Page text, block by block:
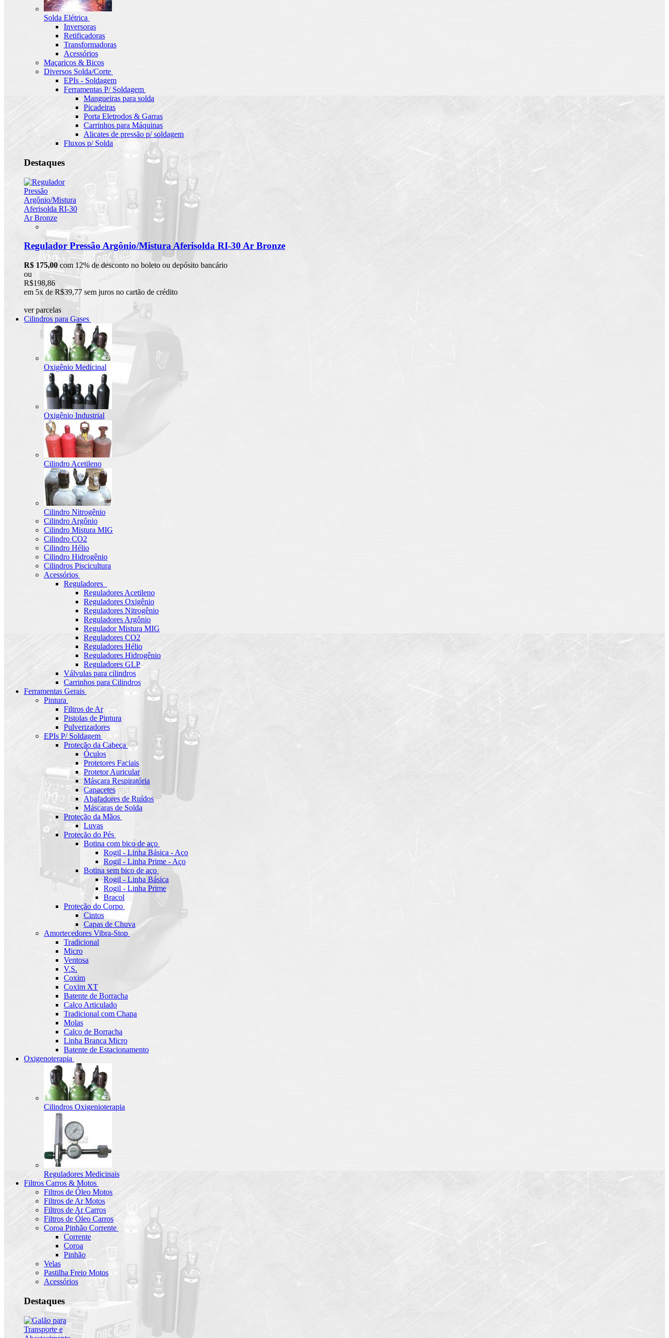
Solda Elétrica
Inversoras
Retificadoras
Transformadoras
Acessórios
Maçaricos & Bicos
Diversos Solda/Corte
EPIs - Soldagem
Ferramentas P/ Soldagem
Mangueiras para solda
Picadeiras
Porta Eletrodos & Garras
Carrinhos para Máquinas
Alicates de pressão p/ soldagem
Fluxos p/ Solda
Destaques
Regulador Pressão Argônio/Mistura Aferisolda RI-30 Ar Bronze
R$ 175,00 com 12% de desconto no boleto ou depósito bancário
ou
R$198,86
em 5x de R$39,77 sem juros no cartão de crédito
ver parcelas
Cilindros para Gases
Oxigênio Medicinal
Oxigênio Industrial
Cilindro Acetileno
Cilindro Nitrogênio
Cilindro Argônio
Cilindro Mistura MIG
Cilindro CO2
Cilindro Hélio
Cilindro Hidrogênio
Cilindros Piscicultura
Acessórios
Reguladores
Reguladores Acetileno
Reguladores Oxigênio
Reguladores Nitrogênio
Reguladores Argônio
Regulador Mistura MIG
Reguladores CO2
Reguladores Hélio
Reguladores Hidrogênio
Reguladores GLP
Válvulas para cilindros
Carrinhos para Cilindros
Ferramentas Gerais
Pintura
Filtros de Ar
Pistolas de Pintura
Pulverizadores
EPIs P/ Soldagem
Proteção da Cabeça
Óculos
Protetores Faciais
Protetor Auricular
Máscara Respiratória
Capacetes
Abafadores de Ruídos
Máscaras de Solda
Proteção da Mãos
Luvas
Proteção do Pés
Botina com bico de aço
Rogil - Linha Básica - Aço
Rogil - Linha Prime - Aço
Botina sem bico de aço
Rogil - Linha Básica
Rogil - Linha Prime
Bracol
Proteção do Corpo
Cintos
Capas de Chuva
Amortecedores Vibra-Stop
Tradicional
Micro
Ventosa
V.S.
Coxim
Coxim XT
Batente de Borracha
Calço Articulado
Tradicional com Chapa
Molas
Calço de Borracha
Linha Branca Micro
Batente de Estacionamento
Oxigenoterapia
Cilindros Oxigenioterapia
Reguladores Medicinais
Filtros Carros & Motos
Filtros de Óleo Motos
Filtros de Ar Motos
Filtros de Ar Carros
Filtros de Óleo Carros
Coroa Pinhão Corrente
Corrente
Coroa
Pinhão
Velas
Pastilha Freio Motos
Acessórios
Destaques